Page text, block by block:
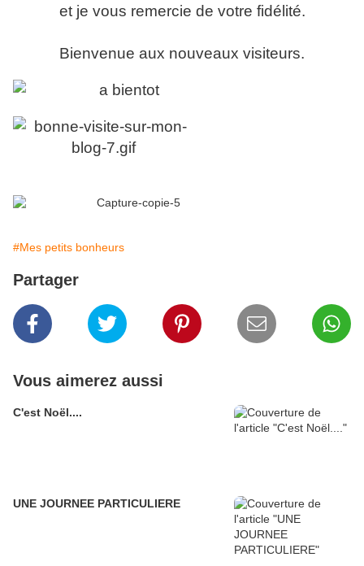
et je vous remercie de votre fidélité.
Bienvenue aux nouveaux visiteurs.
#Mes petits bonheurs
Partager
Vous aimerez aussi
C'est Noël....
UNE JOURNEE PARTICULIERE